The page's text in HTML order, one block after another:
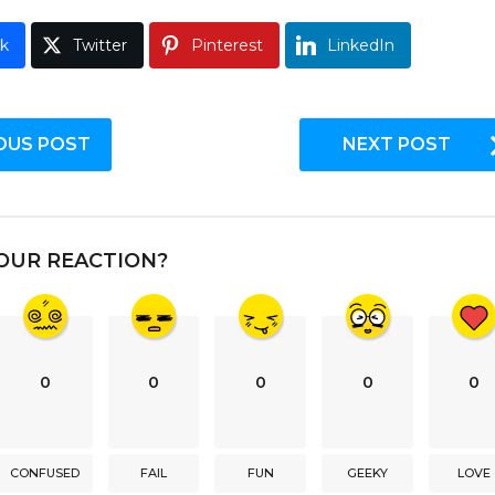
Twitter Pinterest LinkedIn
POST NEXT POST
REACTION?
0
CONFUSED
0
FAIL
0
FUN
0
GEEKY
0
LOVE